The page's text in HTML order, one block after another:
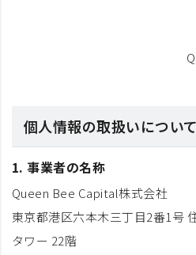
個人情報の取扱いについて
1. 事業者の名称
Queen Bee Capital株式会社
東京都港区六本木三丁目2番1号
タワー 22階